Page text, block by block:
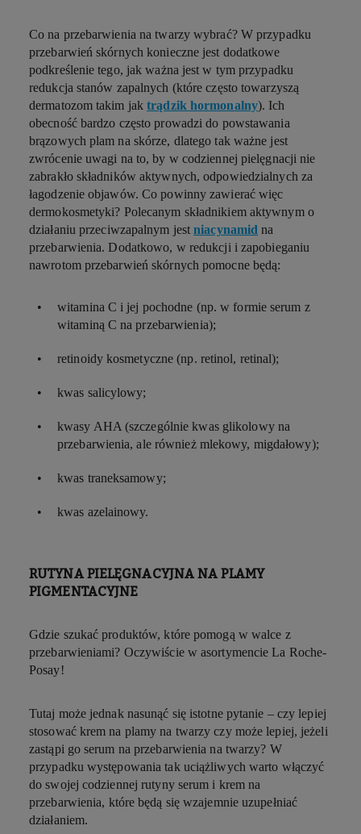
Co na przebarwienia na twarzy wybrać?W przypadku
przebarwień skórnych konieczne jest dodatkowe
podkreślenie tego, jak ważna jest w tym przypadku
redukcja stanów zapalnych (które często towarzyszą
dermatozom takim jaktrądzik hormonalny). Ich
obecność bardzo często prowadzi do powstawania
brązowych plam na skórze, dlatego tak ważne jest
zwrócenie uwagi na to, by w codziennej pielęgnacji nie
zabrakło składników aktywnych, odpowiedzialnych za
łagodzenie objawów. Co powinny zawierać więc
dermokosmetyki? Polecanym składnikiem aktywnym o
działaniu przeciwzapalnym jestniacynamid na
przebarwienia. Dodatkowo, w redukcji i zapobieganiu
nawrotom przebarwień skórnych pomocne będą:
witamina C i jej pochodne (np. w formieserum z
witaminą C na przebarwienia);
retinoidy kosmetyczne (np. retinol, retinal);
kwas salicylowy;
kwasy AHA (szczególnie kwas glikolowy na
przebarwienia, ale również mlekowy, migdałowy);
kwas traneksamowy;
kwas azelainowy.
RUTYNA PIELĘGNACYJNA NA PLAMY
PIGMENTACYJNE
Gdzie szukać produktów, które pomogą w walce z
przebarwieniami? Oczywiście w asortymencie La Roche-
Posay!
Tutaj może jednak nasunąć się istotne pytanie – czy lepiej
stosować krem na plamy na twarzy czy może lepiej, jeżeli
zastąpi go serum na przebarwienia na twarzy? W
przypadku występowania tak uciążliwych warto włączyć
do swojej codziennej rutyny serum i krem na
przebarwienia, które będą się wzajemnie uzupełniać
działaniem.